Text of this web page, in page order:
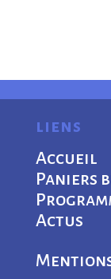
liens
Accueil
Paniers
Actus